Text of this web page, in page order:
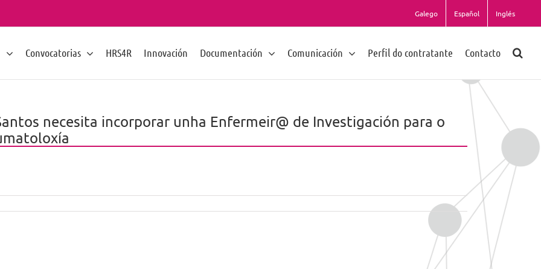
Galego Español Inglés
Convocatorias HRS4R Innovación Documentación Comunicación Perfil do contratante Contacto
necesita incorporar unha Enfermeir@ de Investigación para o